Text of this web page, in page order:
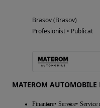
Brasov (Brasov)
Profesionist • Publicat
MATEROM AUTOMOBILE
Finantare Service Service